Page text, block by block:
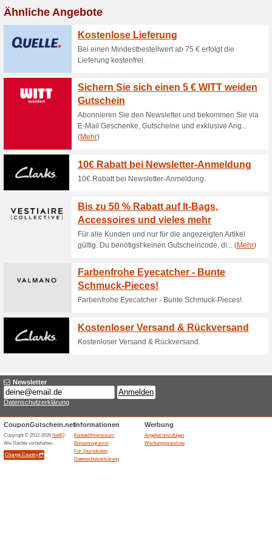
Aktuelle Angebote
10 % Gutschein mit
78% funktioniert
Melde dich zum Newsletter
Angebote & Gutscheine per
Gutschein für deine nächste
Gratis-Rückversand
88% funktioniert
Gutscheine
Folge diesem Link und
Aktuelles Angebot